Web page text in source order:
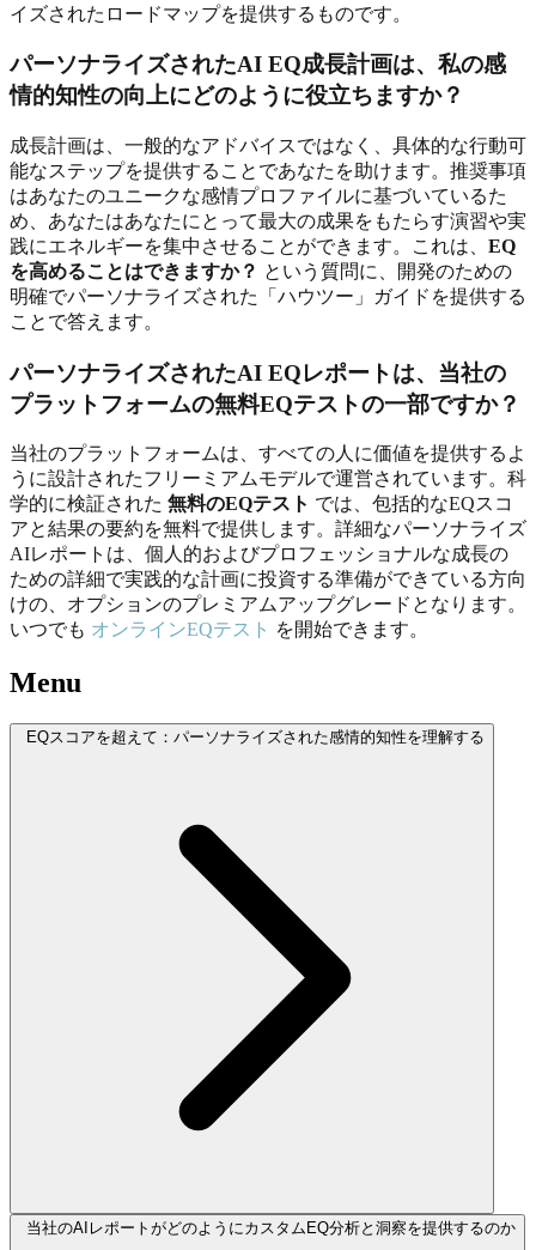
イズされたロードマップを提供するものです。
パーソナライズされたAI EQ成長計画は、私の感
情的知性の向上にどのように役立ちますか？
成長計画は、一般的なアドバイスではなく、具体的な行動可
能なステップを提供することであなたを助けます。推奨事項
はあなたのユニークな感情プロファイルに基づいているた
め、あなたはあなたにとって最大の成果をもたらす演習や実
践にエネルギーを集中させることができます。これは、 EQ
を高めることはできますか？ という質問に、開発のための
明確でパーソナライズされた「ハウツー」ガイドを提供する
ことで答えます。
パーソナライズされたAI EQレポートは、当社の
プラットフォームの無料EQテストの一部ですか？
当社のプラットフォームは、すべての人に価値を提供するよ
うに設計されたフリーミアムモデルで運営されています。科
学的に検証された 無料のEQテスト では、包括的なEQスコ
アと結果の要約を無料で提供します。詳細なパーソナライズ
AIレポートは、個人的およびプロフェッショナルな成長の
ための詳細で実践的な計画に投資する準備ができている方向
けの、オプションのプレミアムアップグレードとなります。
いつでも オンラインEQテスト を開始できます。
Menu
EQスコアを超えて：パーソナライズされた感情的知性を理解する
当社のAIレポートがどのようにカスタムEQ分析と洞察を提供するのか